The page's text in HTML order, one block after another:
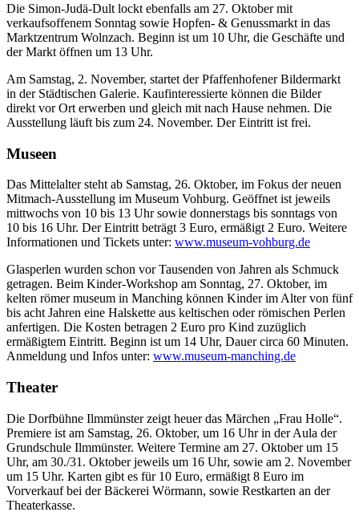
Die Simon-Judä-Dult lockt ebenfalls am 27. Oktober mit
verkaufsoffenem Sonntag sowie Hopfen- & Genussmarkt in das
Marktzentrum Wolnzach. Beginn ist um 10 Uhr, die Geschäfte und
der Markt öffnen um 13 Uhr.
Am Samstag, 2. November, startet der Pfaffenhofener Bildermarkt
in der Städtischen Galerie. Kaufinteressierte können die Bilder
direkt vor Ort erwerben und gleich mit nach Hause nehmen. Die
Ausstellung läuft bis zum 24. November. Der Eintritt ist frei.
Museen
Das Mittelalter steht ab Samstag, 26. Oktober, im Fokus der neuen
Mitmach-Ausstellung im Museum Vohburg. Geöffnet ist jeweils
mittwochs von 10 bis 13 Uhr sowie donnerstags bis sonntags von
10 bis 16 Uhr. Der Eintritt beträgt 3 Euro, ermäßigt 2 Euro. Weitere
Informationen und Tickets unter: www.museum-vohburg.de
Glasperlen wurden schon vor Tausenden von Jahren als Schmuck
getragen. Beim Kinder-Workshop am Sonntag, 27. Oktober, im
kelten römer museum in Manching können Kinder im Alter von fünf
bis acht Jahren eine Halskette aus keltischen oder römischen Perlen
anfertigen. Die Kosten betragen 2 Euro pro Kind zuzüglich
ermäßigtem Eintritt. Beginn ist um 14 Uhr, Dauer circa 60 Minuten.
Anmeldung und Infos unter: www.museum-manching.de
Theater
Die Dorfbühne Ilmmünster zeigt heuer das Märchen „Frau Holle“.
Premiere ist am Samstag, 26. Oktober, um 16 Uhr in der Aula der
Grundschule Ilmmünster. Weitere Termine am 27. Oktober um 15
Uhr, am 30./31. Oktober jeweils um 16 Uhr, sowie am 2. November
um 15 Uhr. Karten gibt es für 10 Euro, ermäßigt 8 Euro im
Vorverkauf bei der Bäckerei Wörmann, sowie Restkarten an der
Theaterkasse.